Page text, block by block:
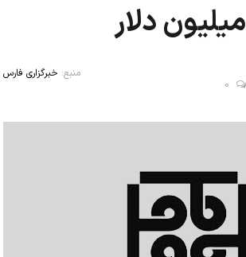
میلیون دلار
0
منبع: خبرگزاری فارس